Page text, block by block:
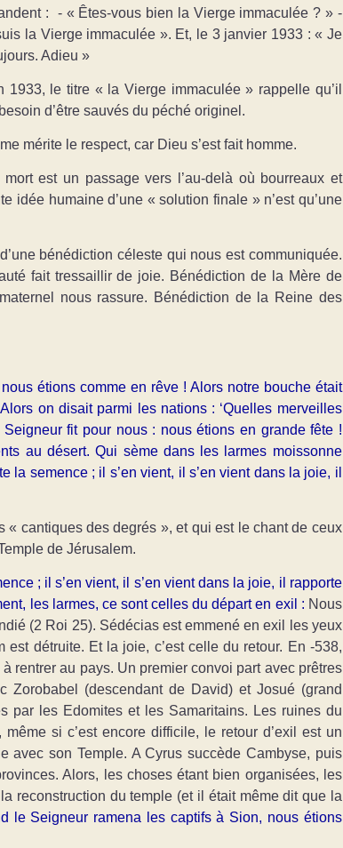
: - « Êtes-vous bien la Vierge immaculée ? » -
la Vierge immaculée ». Et, le 3 janvier 1933 : « Je
Adieu »
le titre « la Vierge immaculée » rappelle qu’il
d’être sauvés du péché originel.
mérite le respect, car Dieu s’est fait homme.
est un passage vers l’au-delà où bourreaux et
idée humaine d’une « solution finale » n’est qu’une
bénédiction céleste qui nous est communiquée.
fait tressaillir de joie. Bénédiction de la Mère de
nous rassure. Bénédiction de la Reine des
étions comme en rêve ! Alors notre bouche était
on disait parmi les nations : ‘Quelles merveilles
fit pour nous : nous étions en grande fête !
au désert. Qui sème dans les larmes moissonne
la semence ; il s’en vient, il s’en vient dans la joie, il
cantiques des degrés », et qui est le chant de ceux
de Jérusalem.
; il s’en vient, il s’en vient dans la joie, il rapporte
les larmes, ce sont celles du départ en exil : Nous
(2 Roi 25). Sédécias est emmené en exil les yeux
détruite. Et la joie, c’est celle du retour. En -538,
rentrer au pays. Un premier convoi part avec prêtres
(descendant de David) et Josué (grand
par les Edomites et les Samaritains. Les ruines du
si c’est encore difficile, le retour d’exil est un
avec son Temple. A Cyrus succède Cambyse, puis
Alors, les choses étant bien organisées, les
reconstruction du temple (et il était même dit que la
le Seigneur ramena les captifs à Sion, nous étions